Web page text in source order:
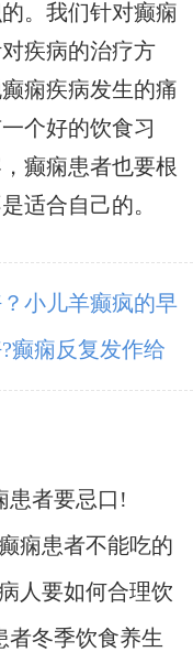
。我们针对癫痫
疾病的治疗方
痫疾病发生的痛
个好的饮食习
癫痫患者也要根
适合自己的。
小儿羊癫疯的早
癫痫反复发作给
患者要忌口!
痫患者不能吃的
人要如何合理饮
者冬季饮食养生